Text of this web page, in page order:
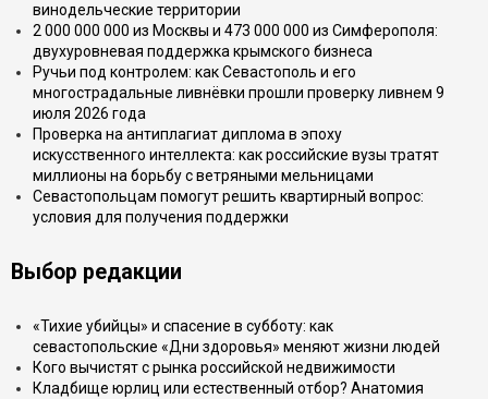
винодельческие территории
2 000 000 000 из Москвы и 473 000 000 из Симферополя:
двухуровневая поддержка крымского бизнеса
Ручьи под контролем: как Севастополь и его
многострадальные ливнёвки прошли проверку ливнем 9
июля 2026 года
Проверка на антиплагиат диплома в эпоху
искусственного интеллекта: как российские вузы тратят
миллионы на борьбу с ветряными мельницами
Севастопольцам помогут решить квартирный вопрос:
условия для получения поддержки
Выбор редакции
«Тихие убийцы» и спасение в субботу: как
севастопольские «Дни здоровья» меняют жизни людей
Кого вычистят с рынка российской недвижимости
Кладбище юрлиц или естественный отбор? Анатомия